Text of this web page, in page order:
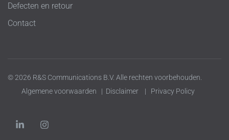
Defecten en retour
Contact
© 2026 R&S Communications B.V. Alle rechten voorbehouden.
Algemene voorwaarden | Disclaimer | Privacy Policy
i
I
n